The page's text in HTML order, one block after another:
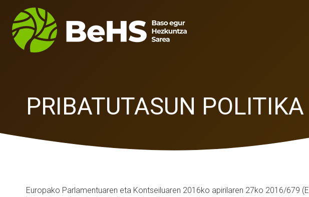
PRIBATUTASUN POLITIKA
Europako Parlamentuaren eta Kontseiluaren 2016ko apirilaren 27ko 2016/679